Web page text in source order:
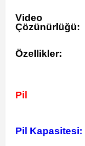
Video
Çözünürlüğü:
Özellikler:
Pil
Pil Kapasitesi: